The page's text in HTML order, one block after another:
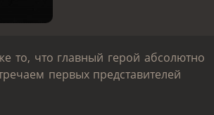
то, что главный герой абсолютно
первых представителей